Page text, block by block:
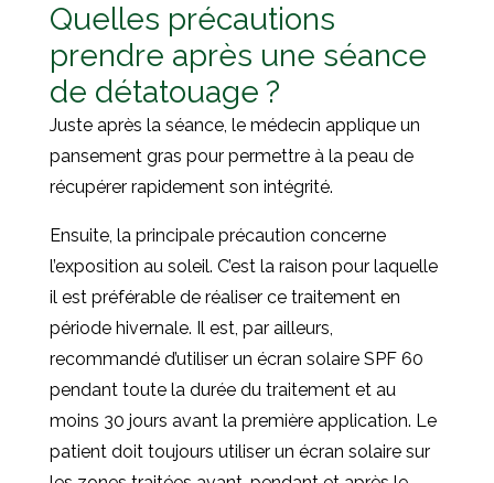
Quelles précautions
prendre après une séance
de détatouage ?
Juste après la séance, le médecin applique un
pansement gras pour permettre à la peau de
récupérer rapidement son intégrité.
Ensuite, la principale précaution concerne
l’exposition au soleil. C’est la raison pour laquelle
il est préférable de réaliser ce traitement en
période hivernale. Il est, par ailleurs,
recommandé d’utiliser un écran solaire SPF 60
pendant toute la durée du traitement et au
moins 30 jours avant la première application. Le
patient doit toujours utiliser un écran solaire sur